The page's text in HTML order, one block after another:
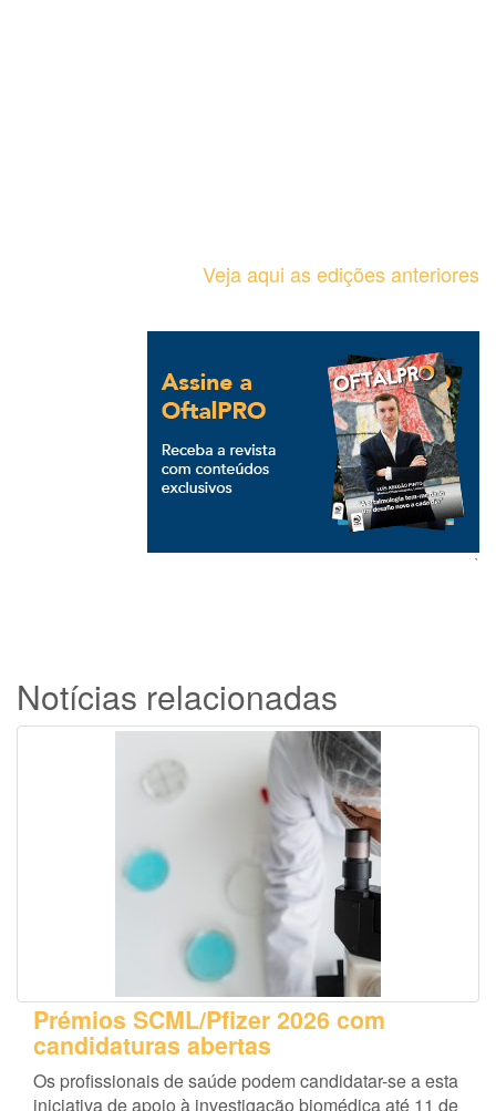
Veja aqui as edições anteriores
`
Notícias relacionadas
Prémios SCML/Pfizer 2026 com
candidaturas abertas
Os profissionais de saúde podem candidatar-se a esta
iniciativa de apoio à investigação biomédica até 11 de